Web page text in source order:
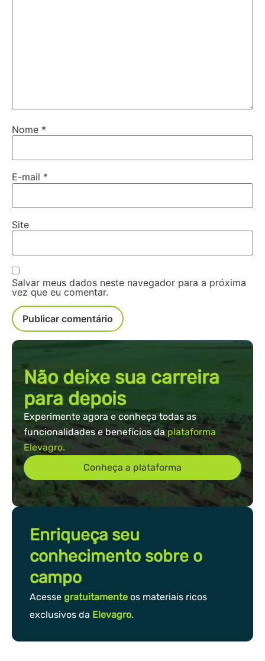
Nome *
E-mail *
Site
Salvar meus dados neste navegador para a próxima
vez que eu comentar.
Não deixe sua carreira
para depois
Experimente agora e conheça todas as
funcionalidades e benefícios daplataforma
Elevagro.
Conheça a plataforma
Enriqueça seu
conhecimento sobre o
campo
Acesse gratuitamente os materiais ricos
exclusivos da Elevagro.